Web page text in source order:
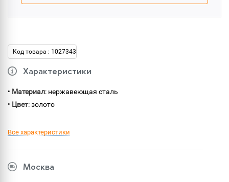
Код товара : 1027343
Характеристики
• Материал: нержавеющая сталь
• Цвет: золото
Все характеристики
Москва